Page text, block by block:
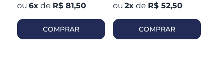
6x de R$ 81,50
COMPRAR
2x de R$ 52,50
COMPRAR